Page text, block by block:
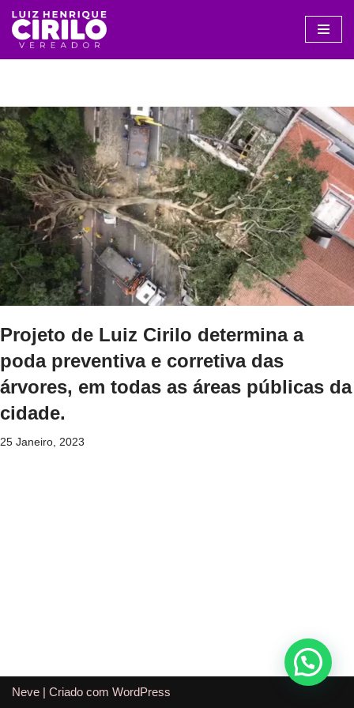
Avançar
para
Projeto de Luiz Cirilo determina a
poda preventiva e corretiva das
árvores, em todas as áreas públicas da
cidade.
25 Janeiro, 2023
Neve | Criado com WordPress